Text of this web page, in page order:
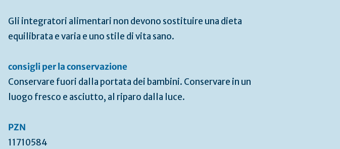
Gli integratori alimentari non devono sostituire una dieta
equilibrata e varia e uno stile di vita sano.
consigli per la conservazione
Conservare fuori dalla portata dei bambini. Conservare in un
luogo fresco e asciutto, al riparo dalla luce.
PZN
11710584